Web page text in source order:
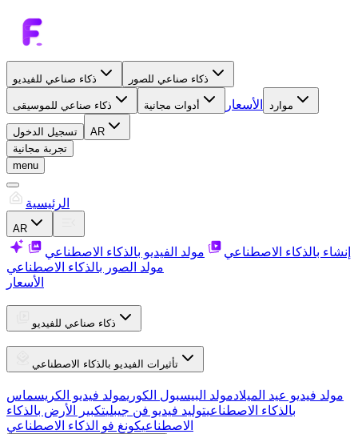
ذكاء صناعي للفيديو ذكاء صناعي للصور
ذكاء صناعي للموسيقى أدوات مجانية الأسعار موارد
تسجيل الدخول
AR
تجربة مجانية
menu
الرئيسية
AR
إنشاء بالذكاء الاصطناعي
مولد الفيديو بالذكاء الاصطناعي
مولد الصور بالذكاء الاصطناعي
الأسعار
ذكاء صناعي للفيديو
تأثيرات الفيديو بالذكاء الاصطناعي
مولد فيديو عيد الميلادمولد البيسبول الكوريمولد فيديو الكريسماس
بالذكاء الاصطناعيتوليد فيديو فن جيبليتكبير الأرض بالذكاء
الاصطناعيكونغ فو الذكاء الاصطناعي